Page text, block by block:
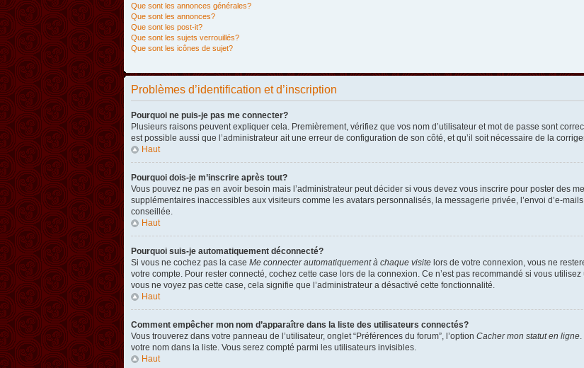
Que sont les annonces générales?
Que sont les annonces?
Que sont les post-it?
Que sont les sujets verrouillés?
Que sont les icônes de sujet?
Problèmes d’identification et d’inscription
Pourquoi ne puis-je pas me connecter?
Plusieurs raisons peuvent expliquer cela. Premièrement, vérifiez que vos nom d’utilisateur et mot de passe sont
est possible aussi que l’administrateur ait une erreur de configuration de son côté, et qu’il soit nécessaire de la
Haut
Pourquoi dois-je m’inscrire après tout?
Vous pouvez ne pas en avoir besoin mais l’administrateur peut décider si vous devez vous inscrire pour poster des
supplémentaires inaccessibles aux visiteurs comme les avatars personnalisés, la messagerie privée, l’envoi d’e-
conseillée.
Haut
Pourquoi suis-je automatiquement déconnecté?
Si vous ne cochez pas la case Me connecter automatiquement à chaque visite lors de votre connexion, vous ne
votre compte. Pour rester connecté, cochez cette case lors de la connexion. Ce n’est pas recommandé si vous
vous ne voyez pas cette case, cela signifie que l’administrateur a désactivé cette fonctionnalité.
Haut
Comment empêcher mon nom d’apparaître dans la liste des utilisateurs connectés?
Vous trouverez dans votre panneau de l’utilisateur, onglet “Préférences du forum”, l’option Cacher mon statut en ligne
votre nom dans la liste. Vous serez compté parmi les utilisateurs invisibles.
Haut